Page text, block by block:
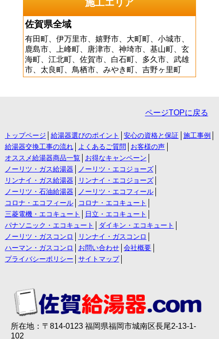
施工エリア
佐賀県全域
有田町、伊万里市、嬉野市、大町町、小城市、
鹿島市、上峰町、唐津市、神埼市、基山町、玄
海町、江北町、佐賀市、白石町、多久市、武雄
市、太良町、鳥栖市、みやき町、吉野ヶ里町
ページTOPに戻る
トップページ 給湯器選びのポイント 安心の資格と保証
施工事例
給湯器交換工事の流れ
よくあるご質問
お客様の声
オススメ給湯器商品一覧
お得なキャンペーン
ノーリツ・ガス給湯器
ノーリツ・エコジョーズ
リンナイ・ガス給湯器
リンナイ・エコジョーズ
ノーリツ・石油給湯器
ノーリツ・エコフィール
コロナ・エコフィール
コロナ・エコキュート
三菱電機・エコキュート
日立・エコキュート
パナソニック・エコキュート
ダイキン・エコキュート
ノーリツ・ガスコンロ
リンナイ・ガスコンロ
ハーマン・ガスコンロ
お問い合わせ
会社概要
プライバシーポリシー
サイトマップ
所在地：〒814-0123 福岡県福岡市城南区長尾2-13-1-
102